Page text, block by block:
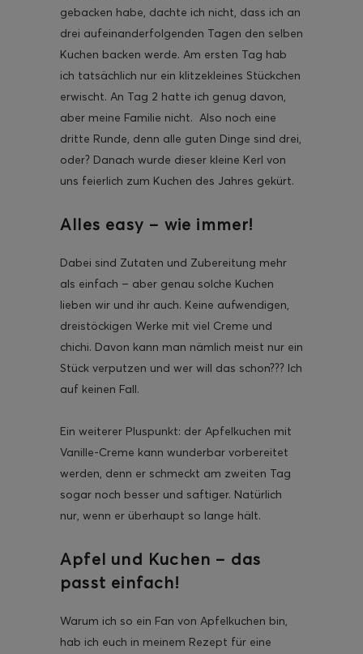
Eis am Stil
gebacken habe, dachte ich nicht, dass ich an
drei aufeinanderfolgenden Tagen den selben
Kuchen backen werde. Am ersten Tag hab
ich tatsächlich nur ein klitzekleines Stückchen
erwischt. An Tag 2 hatte ich genug davon,
aber meine Familie nicht. Also noch eine
dritte Runde, denn alle guten Dinge sind drei,
oder? Danach wurde dieser kleine Kerl von
uns feierlich zum Kuchen des Jahres gekürt.
Alles easy – wie immer!
Dabei sind Zutaten und Zubereitung mehr
als einfach – aber genau solche Kuchen
lieben wir und ihr auch. Keine aufwendigen,
dreistöckigen Werke mit viel Creme und
chichi. Davon kann man nämlich meist nur ein
Stück verputzen und wer will das schon??? Ich
auf keinen Fall.
Ein weiterer Pluspunkt: der Apfelkuchen mit
Vanille-Creme kann wunderbar vorbereitet
werden, denn er schmeckt am zweiten Tag
sogar noch besser und saftiger. Natürlich
nur, wenn er überhaupt so lange hält.
Apfel und Kuchen – das
passt einfach!
Warum ich so ein Fan von Apfelkuchen bin,
hab ich euch in meinem Rezept für eine